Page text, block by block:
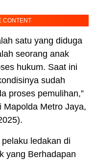
CONTENT
satu yang diduga
seorang anak
hukum. Saat ini
sudah
proses pemulihan,”
Mapolda Metro Jaya,
ledakan di
yang Berhadapan